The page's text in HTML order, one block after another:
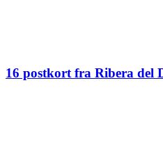
16 postkort fra Ribera del